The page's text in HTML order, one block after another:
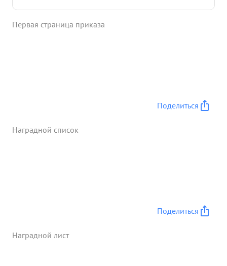
года части корпуса отбили 16 контратак
винтовок и автоматов 1550, автомашин 200
противника. с этого же времени уничтожено
Первая страница приказа
Поделиться
Наградной список
Поделиться
Наградной лист